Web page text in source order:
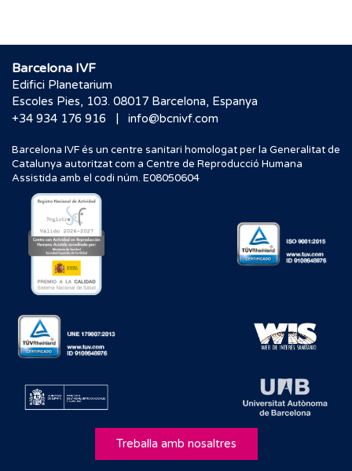
Barcelona IVF
Edifici Planetarium
Escoles Pies, 103. 08017 Barcelona, Espanya
+34 934 176 916
| info@bcnivf.com
Barcelona IVF és un centre sanitari homologat per la Generalitat de
Catalunya autoritzat com a Centre de Reproducció Humana
Assistida amb el codi núm. E08050604
Treballa amb nosaltres